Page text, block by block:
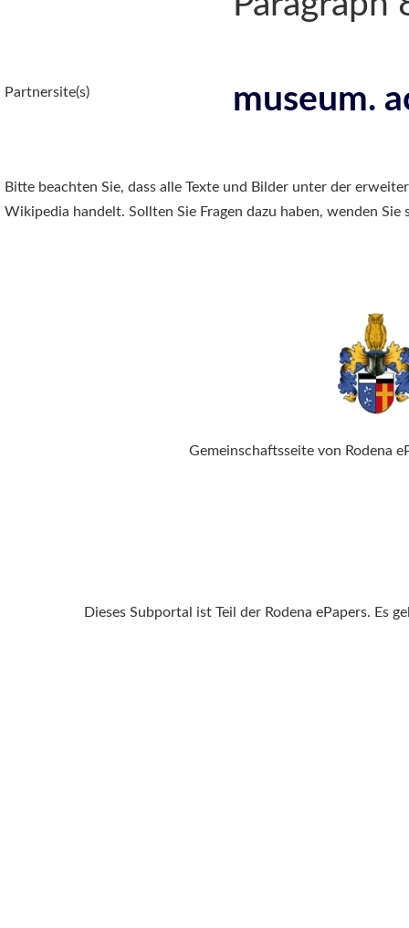
Partnersite(s) museum.
Bitte beachten Sie, dass alle Texte und Bilder unter der
Wikipedia handelt. Sollten Sie Fragen dazu haben, wenden
Gemeinschaftsseite von Rodena
Dieses Subportal ist Teil der Rodena ePapers. Es